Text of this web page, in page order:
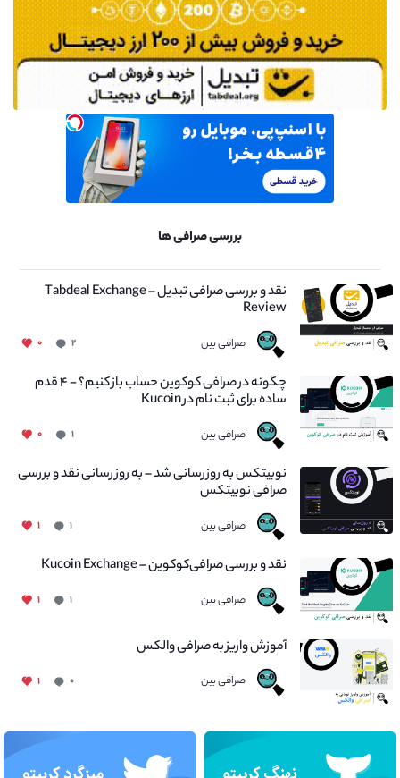
بررسی صرافی ها
نقد و بررسی صرافی تبدیل – Tabdeal Exchange
Review
صرافی بین ۲ ۰
چگونه در صرافی کوکوین حساب باز کنیم؟ - ۴ قدم
ساده برای ثبت نام در Kucoin
صرافی بین ۱ ۰
نوبیتکس به روزرسانی شد – به روز رسانی نقد و بررسی
صرافی نوبیتکس
صرافی بین ۱ ۱
نقد و بررسی صرافی‌کوکوین – Kucoin Exchange
صرافی بین ۱ ۱
آموزش واریز به صرافی والکس
صرافی بین ۰ ۱